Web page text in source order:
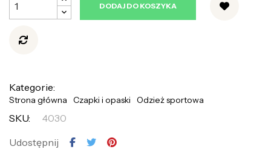
DODAJ DO KOSZYKA
Kategorie:
Strona główna Czapki i opaski Odzież sportowa
SKU:
4030
Udostępnij